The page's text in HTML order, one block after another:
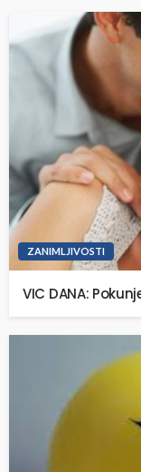
ZANIMLJIVOSTI
VIC DANA: